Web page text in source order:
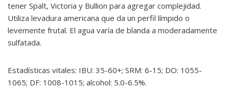
tener Spalt, Victoria y Bullion para agregar complejidad.
Utiliza levadura americana que da un perfil límpido o
levemente frutal. El agua varía de blanda a moderadamente
sulfatada.
Estadísticas vitales: IBU: 35-60+; SRM: 6-15; DO: 1055-
1065; DF: 1008-1015; alcohol: 5.0-6.5%.